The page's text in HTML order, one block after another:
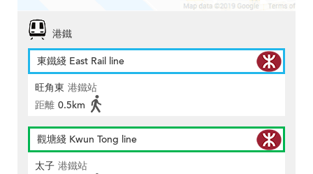
港鐵
東鐵綫 East Rail line
旺角東 港鐵站
距離 0.5km
觀塘綫 Kwun Tong line
太子 港鐵站